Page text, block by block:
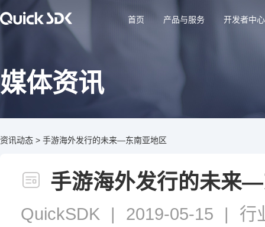
首页 产品与服务 开发者中心
媒体资讯
资讯动态 > 手游海外发行的未来—东南亚地区
手游海外发行的未来
QuickSDK | 2019-05-15 | 行